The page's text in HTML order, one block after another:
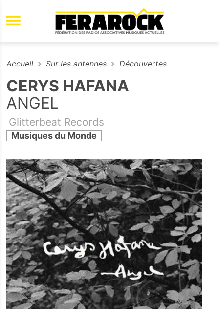
Aller au contenu principal
Accueil Sur les antennes Découvertes
CERYS HAFANA
ANGEL
Glitterbeat Records
Musiques du Monde